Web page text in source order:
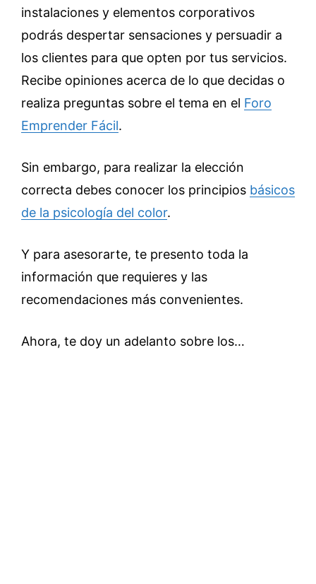
instalaciones y elementos corporativos
podrás despertar sensaciones y persuadir a
los clientes para que opten por tus servicios.
Recibe opiniones acerca de lo que decidas o
realiza preguntas sobre el tema en el Foro
Emprender Fácil.
Sin embargo, para realizar la elección
correcta debes conocer los principios básicos
de la psicología del color.
Y para asesorarte, te presento toda la
información que requieres y las
recomendaciones más convenientes.
Ahora, te doy un adelanto sobre los…